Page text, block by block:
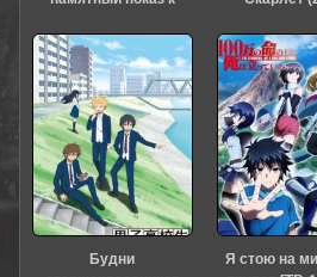
«Евангелиона» (2026)
Будни
Я стою на